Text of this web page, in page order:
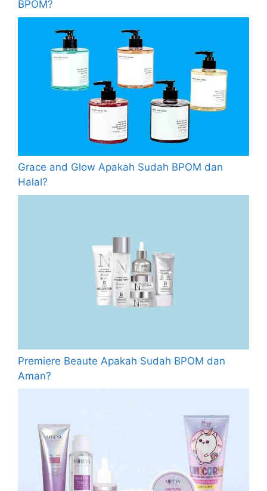
BPOM?
Grace and Glow Apakah Sudah BPOM dan
Halal?
Premiere Beaute Apakah Sudah BPOM dan
Aman?